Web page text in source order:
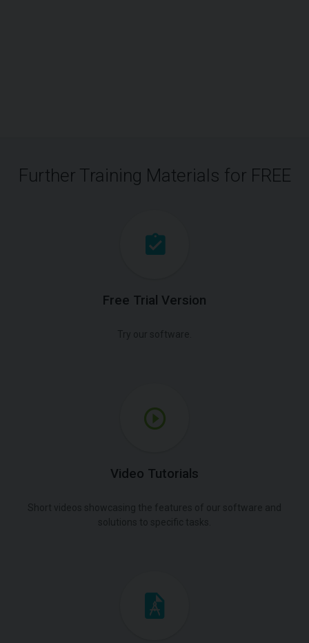
Further Training Materials for FREE
Free Trial Version
Video Tutorials